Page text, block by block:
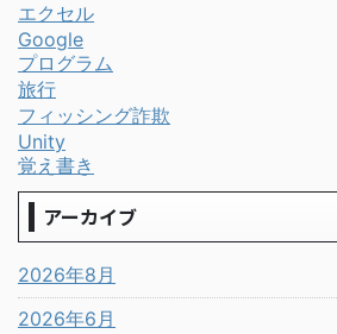
エクセル
Google
プログラム
旅行
フィッシング詐欺
Unity
覚え書き
アーカイブ
2026年8月
2026年6月